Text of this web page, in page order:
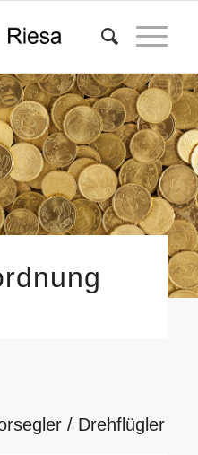
/ Drehflügler